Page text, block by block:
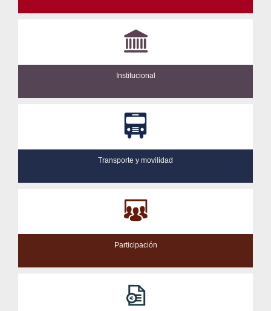
Institucional
Transporte y movilidad
Participación